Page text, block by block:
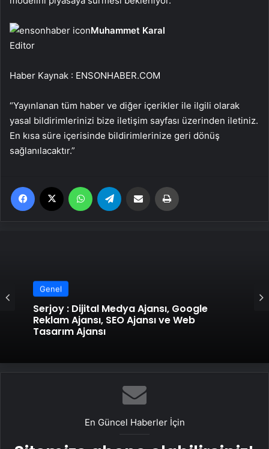
Muhammet Karal
Editor
Haber Kaynak : ENSONHABER.COM
“Yayınlanan tüm haber ve diğer içerikler ile ilgili olarak
yasal bildirimlerinizi bize iletişim sayfası üzerinden iletiniz.
En kısa süre içerisinde bildirimlerinize geri dönüş
sağlanılacaktır.”
Facebook WhatsApp Email'den paylaş
Genel
Serjoy : Dijital Medya Ajansı, Google
Reklam Ajansı, SEO Ajansı ve Web
Tasarım Ajansı
En Güncel Haberler İçin